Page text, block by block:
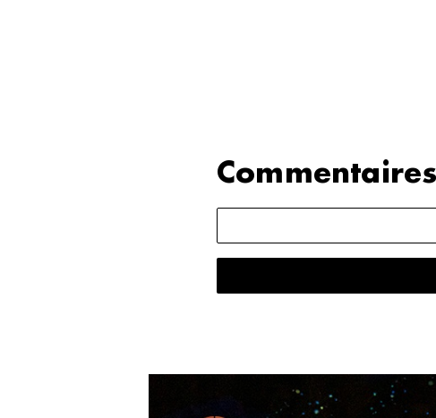
Commentaires